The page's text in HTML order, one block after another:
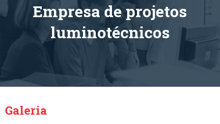
Empresa de projetos
luminotécnicos
Galeria